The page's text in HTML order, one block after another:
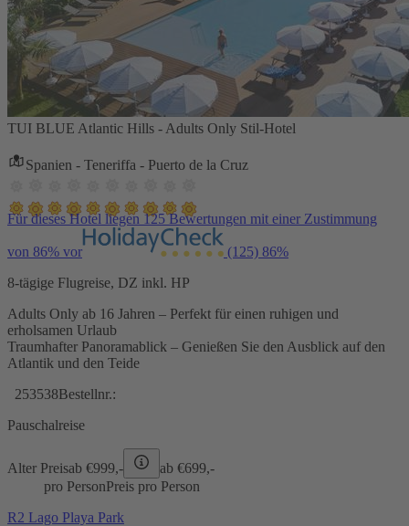
TUI BLUE Atlantic Hills - Adults Only Stil-Hotel
Spanien - Teneriffa - Puerto de la Cruz
Für dieses Hotel liegen 125 Bewertungen mit einer Zustimmung
von 86% vor (125) 86%
8-tägige Flugreise, DZ inkl. HP
Adults Only ab 16 Jahren – Perfekt für einen ruhigen und
erholsamen Urlaub
Traumhafter Panoramablick – Genießen Sie den Ausblick auf den
Atlantik und den Teide
253538Bestellnr.:
Pauschalreise
Alter Preisab €999,- ab €699,-
pro PersonPreis pro Person
R2 Lago Playa Park